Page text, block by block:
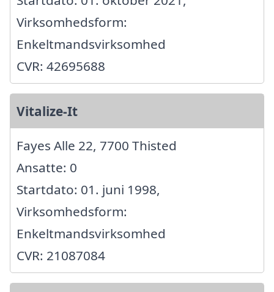
Virksomhedsform:
Enkeltmandsvirksomhed
CVR: 42695688
Vitalize-It
Fayes Alle 22, 7700 Thisted
Ansatte: 0
Startdato: 01. juni 1998,
Virksomhedsform:
Enkeltmandsvirksomhed
CVR: 21087084